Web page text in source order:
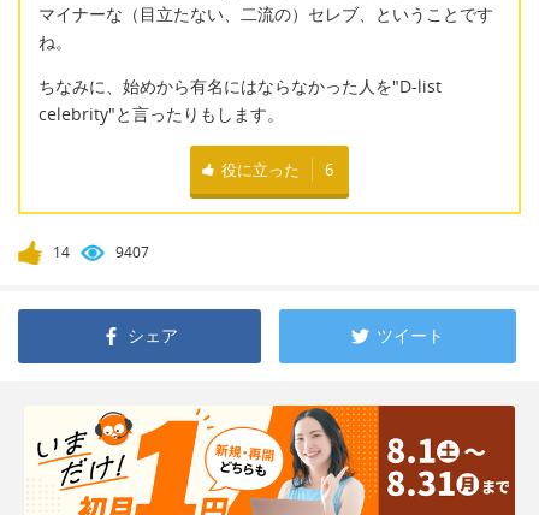
マイナーな（目立たない、二流の）セレブ、ということです
ね。
ちなみに、始めから有名にはならなかった人を"D-list
celebrity"と言ったりもします。
役に立った 6
14 9407
シェア ツイート